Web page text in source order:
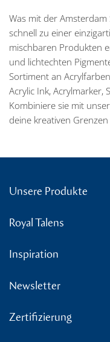
Was mit der
schnell zu einer
mischbaren Produkten
und lichtechten
Sortiment an
Acrylic Ink, Acrylmarker,
Kombiniere sie mit
deine kreativen
Unsere Produkte
Royal Talens
Inspiration
Newsletter
Zertifizierung